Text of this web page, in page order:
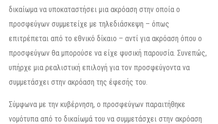
δικαίωμα να υποκαταστήσει μια ακρόαση στην οποία ο
προσφεύγων συμμετείχε με τηλεδιάσκεψη – όπως
επιτρέπεται από το εθνικό δίκαιο – αντί για ακρόαση όπου ο
προσφεύγων θα μπορούσε να είχε φυσική παρουσία. Συνεπώς,
υπήρχε μια ρεαλιστική επιλογή για τον προσφεύγοντα να
συμμετάσχει στην ακρόαση της έφεσής του.
Σύμφωνα με την κυβέρνηση, ο προσφεύγων παραιτήθηκε
νομότυπα από το δικαίωμά του να συμμετάσχει στην ακρόαση